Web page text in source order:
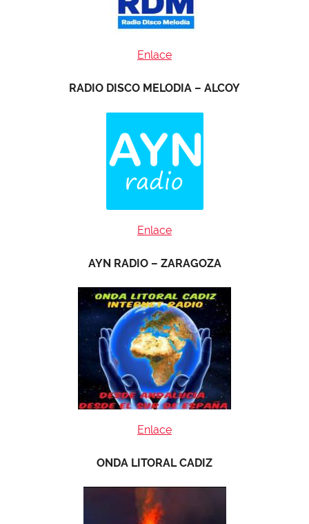
Enlace
RADIO DISCO MELODIA – ALCOY
Enlace
AYN RADIO – ZARAGOZA
Enlace
ONDA LITORAL CADIZ